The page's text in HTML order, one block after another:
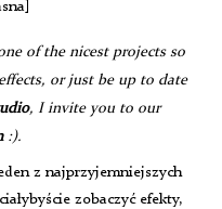
of the nicest projects so
or just be up to date
, I invite you to our
:).
z najprzyjemniejszych
zobaczyć efekty,